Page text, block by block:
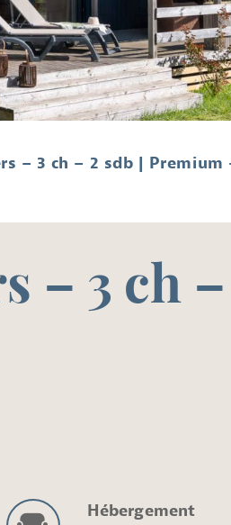
– 3 ch – 2 sdb | Premium
– 3 ch
Hébergement